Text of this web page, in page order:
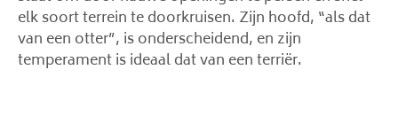
elk soort terrein te doorkruisen. Zijn hoofd, “als dat
van een otter”, is onderscheidend, en zijn
temperament is ideaal dat van een terriër.